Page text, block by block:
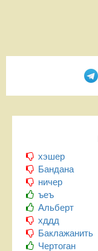
хэшер
Бандана
ничер
ъеъ
Альберт
хддд
Баклажанить
Чертоган